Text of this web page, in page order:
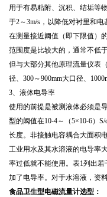
用于有易粘附、沉积、结垢等
于2～3m/s，以降低对衬里和
在测量接近阈值（即下限值）
范围度是比较大的，通常不低
但与大部分其他原理流量仪表
径、300～900mm大口径、
3、液体电导率
使用的前提是被测液体必须是
型的阈值在10-4～（5×10-6）
长度。非接触电容耦合大面积
工业用水及其水溶液的电导率
率过低就不能使用。表1列出
加了电导率。对于水溶液，资
食品卫生型电磁流量计选型：